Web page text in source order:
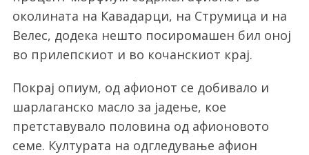
околината на Кавадарци, на Струмица и на
Велес, додека нешто посиромашен бил оној
во прилепскиот и во кочанскиот крај.
Покрај опиум, од афионот се добивало и
шарлаганско масло за јадење, кое
претставувало половина од афионовото
семе. Културата на одгледување афион